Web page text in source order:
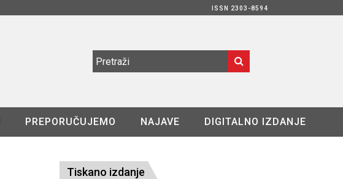
ISSN 2303-8594
PREPORUČUJEMO NAJAVE DIGITALNO IZDANJE
Tiskano izdanje